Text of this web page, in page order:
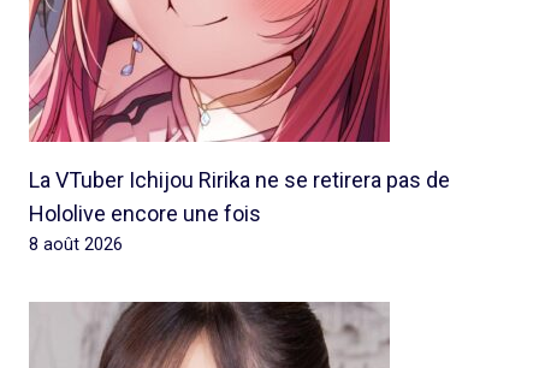
La VTuber Ichijou Ririka ne se retirera pas de
Hololive encore une fois
8 août 2026